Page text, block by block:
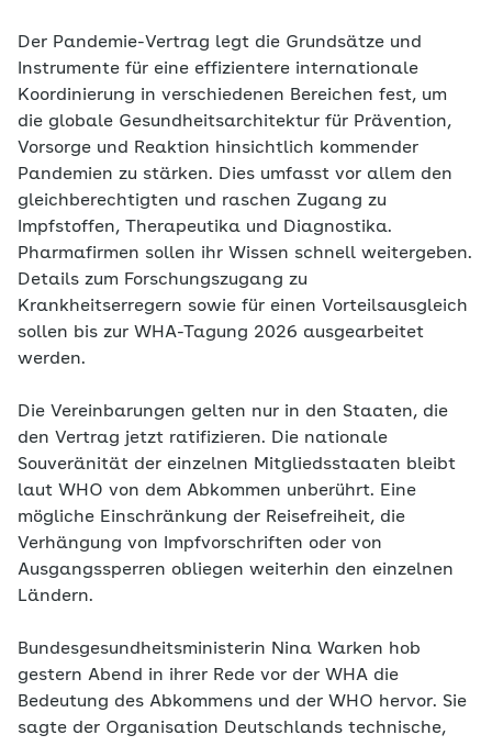
Der Pandemie-Vertrag legt die Grundsätze und
Instrumente für eine effizientere internationale
Koordinierung in verschiedenen Bereichen fest, um
die globale Gesundheitsarchitektur für Prävention,
Vorsorge und Reaktion hinsichtlich kommender
Pandemien zu stärken. Dies umfasst vor allem den
gleichberechtigten und raschen Zugang zu
Impfstoffen, Therapeutika und Diagnostika.
Pharmafirmen sollen ihr Wissen schnell weitergeben.
Details zum Forschungszugang zu
Krankheitserregern sowie für einen Vorteilsausgleich
sollen bis zur WHA-Tagung 2026 ausgearbeitet
werden.
Die Vereinbarungen gelten nur in den Staaten, die
den Vertrag jetzt ratifizieren. Die nationale
Souveränität der einzelnen Mitgliedsstaaten bleibt
laut WHO von dem Abkommen unberührt. Eine
mögliche Einschränkung der Reisefreiheit, die
Verhängung von Impfvorschriften oder von
Ausgangssperren obliegen weiterhin den einzelnen
Ländern.
Bundesgesundheitsministerin Nina Warken hob
gestern Abend in ihrer Rede vor der WHA die
Bedeutung des Abkommens und der WHO hervor. Sie
sagte der Organisation Deutschlands technische,